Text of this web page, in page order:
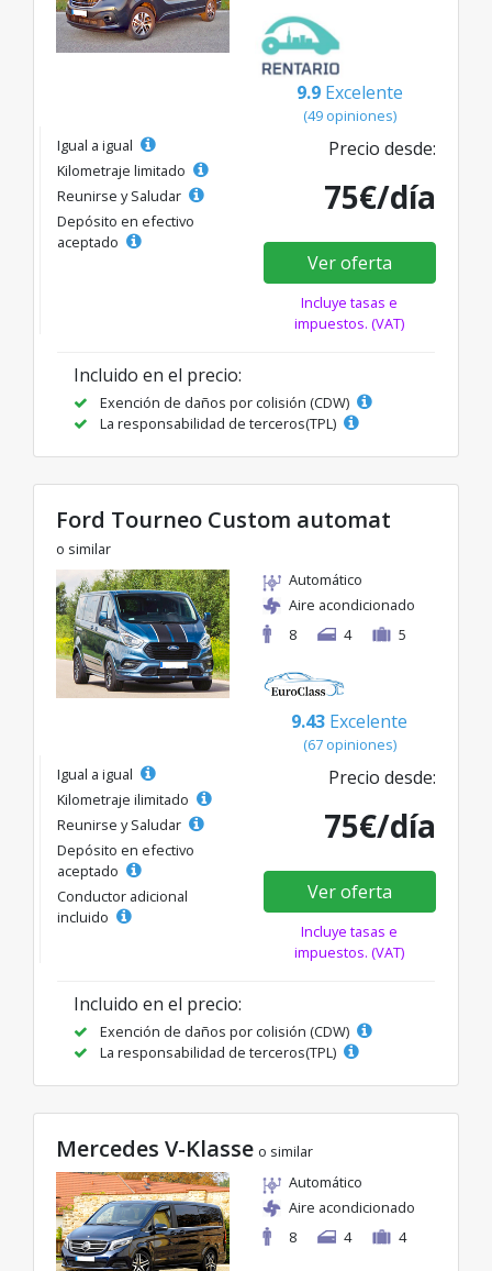
9.9 Excelente
(49 opiniones)
Igual a igual
Kilometraje limitado
Reunirse y Saludar
Depósito en efectivo
aceptado
Precio desde:
75€/día
Ver oferta
Incluye tasas e
impuestos. (VAT)
Incluido en el precio:
Exención de daños por colisión (CDW)
La responsabilidad de terceros(TPL)
Ford Tourneo Custom automat
o similar
Automático
Aire acondicionado
8
4 5
9.43 Excelente
(67 opiniones)
Igual a igual
Kilometraje ilimitado
Reunirse y Saludar
Depósito en efectivo
aceptado
Conductor adicional
incluido
Precio desde:
75€/día
Ver oferta
Incluye tasas e
impuestos. (VAT)
Incluido en el precio:
Exención de daños por colisión (CDW)
La responsabilidad de terceros(TPL)
Mercedes V-Klasse o similar
Automático
Aire acondicionado
8
4 4